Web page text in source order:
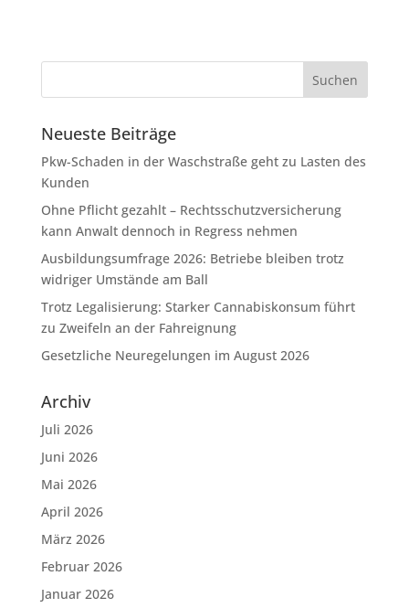
Neueste Beiträge
Pkw-Schaden in der Waschstraße geht zu Lasten des
Kunden
Ohne Pflicht gezahlt – Rechtsschutzversicherung
kann Anwalt dennoch in Regress nehmen
Ausbildungsumfrage 2026: Betriebe bleiben trotz
widriger Umstände am Ball
Trotz Legalisierung: Starker Cannabiskonsum führt
zu Zweifeln an der Fahreignung
Gesetzliche Neuregelungen im August 2026
Archiv
Juli 2026
Juni 2026
Mai 2026
April 2026
März 2026
Februar 2026
Januar 2026